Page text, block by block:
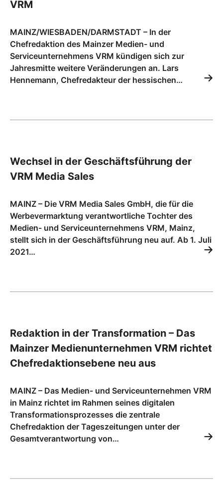
VRM
MAINZ/WIESBADEN/DARMSTADT – In der
Chefredaktion des Mainzer Medien- und
Serviceunternehmens VRM kündigen sich zur
Jahresmitte weitere Veränderungen an. Lars
Hennemann, Chefredakteur der hessischen…
Wechsel in der Geschäftsführung der
VRM Media Sales
MAINZ – Die VRM Media Sales GmbH, die für die
Werbevermarktung verantwortliche Tochter des
Medien- und Serviceunternehmens VRM, Mainz,
stellt sich in der Geschäftsführung neu auf. Ab 1. Juli
2021…
Redaktion in der Transformation – Das
Mainzer Medienunternehmen VRM richtet
Chefredaktionsebene neu aus
MAINZ – Das Medien- und Serviceunternehmen VRM
in Mainz richtet im Rahmen seines digitalen
Transformationsprozesses die zentrale
Chefredaktion der Tageszeitungen unter der
Gesamtverantwortung von…